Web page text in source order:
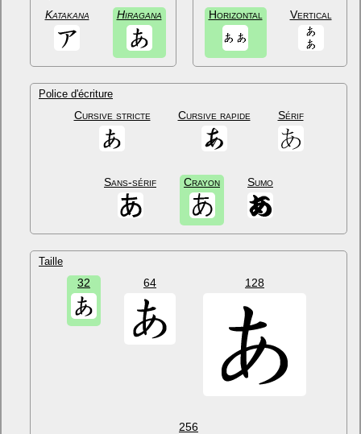
Katakana Hiragana Horizontal Vertical
Police d'écriture
Cursive stricte Cursive rapide Sérif
Sans-sérif Crayon Sumo
Taille
32 64 128
256